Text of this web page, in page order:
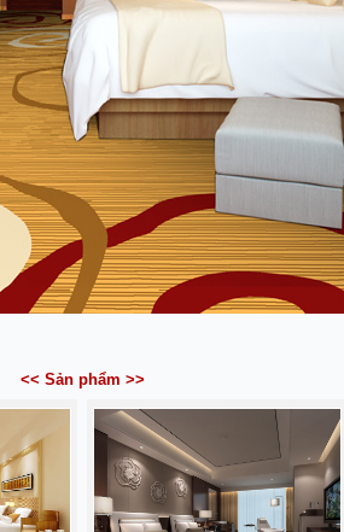
<< Sản phẩm >>